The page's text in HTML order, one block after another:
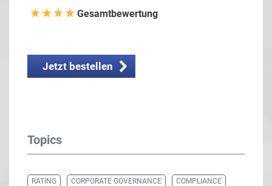
Gesamtbewertung
Jetzt bestellen
Topics
RATING CORPORATE GOVERNANCE COMPLIANCE